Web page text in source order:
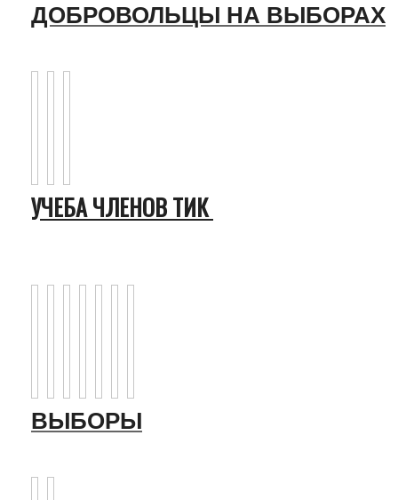
ДОБРОВОЛЬЦЫ НА ВЫБОРАХ
УЧЕБА ЧЛЕНОВ ТИК
ВЫБОРЫ